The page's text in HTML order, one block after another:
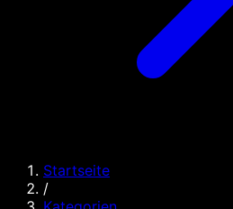
Startseite
/